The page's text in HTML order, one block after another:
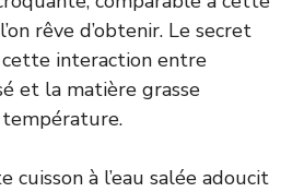
rêve d’obtenir. Le secret
cette interaction entre
et la matière grasse
cuisson à l’eau salée adoucit